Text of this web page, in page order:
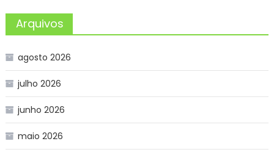
Arquivos
agosto 2026
julho 2026
junho 2026
maio 2026